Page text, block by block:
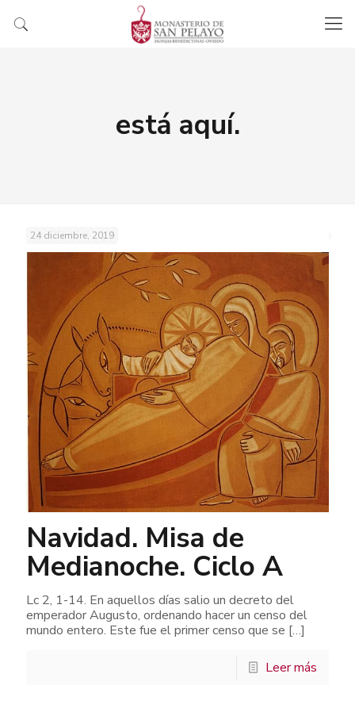
está aquí.
24 diciembre, 2019
Navidad. Misa de
Medianoche. Ciclo A
Lc 2, 1-14. En aquellos días salio un decreto del
emperador Augusto, ordenando hacer un censo del
mundo entero. Este fue el primer censo que se […]
Leer más